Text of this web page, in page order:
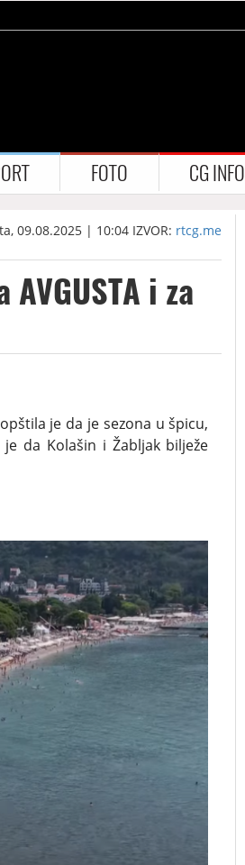
FOTO CG INFO
09.08.2025 | 10:04 IZVOR: rtcg.me
i za
je da je sezona u špicu,
da Kolašin i Žabljak bilježe